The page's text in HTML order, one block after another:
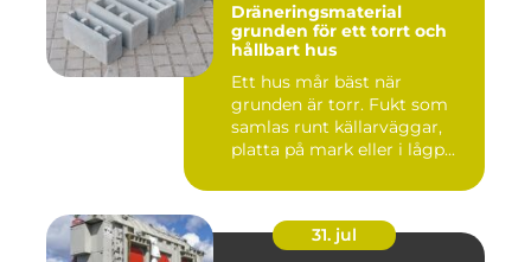
Dräneringsmaterial
grunden för ett torrt och
hållbart hus
Ett hus mår bäst när
grunden är torr. Fukt som
samlas runt källarväggar,
platta på mark eller i lågp...
31. jul